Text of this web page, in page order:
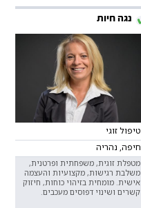
נגה חיות
טיפול זוגי
חיפה, נהריה
מטפלת זוגית, משפחתית ופרטנית,
משלבת רגישות, מקצועיות והעצמה
אישית. מומחית בזיהוי כוחות, חיזוק
קשרים ושינוי דפוסים מעכבים.